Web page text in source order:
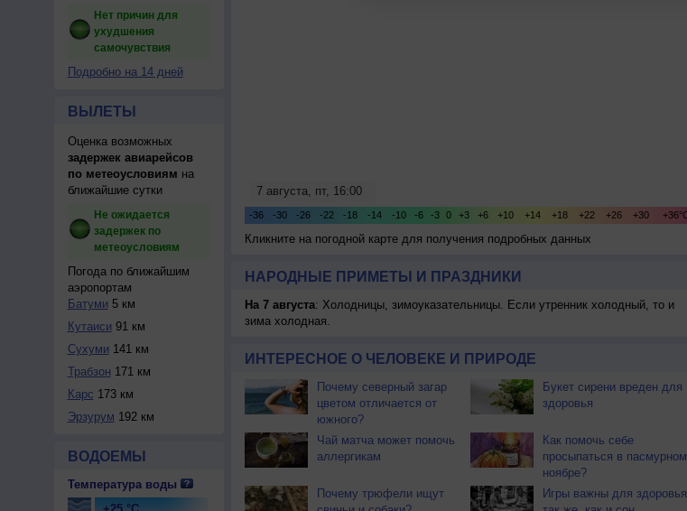
Нет причин для
ухудшения
самочувствия
Подробно на 14 дней
ВЫЛЕТЫ
Оценка возможных
задержек авиарейсов
по метеоусловиям на
ближайшие сутки
Не ожидается
задержек по
метеоусловиям
Погода по ближайшим
аэропортам
Батуми 5 км
Кутаиси 91 км
Сухуми 141 км
Трабзон 171 км
Карс 173 км
Эрзурум 192 км
ВОДОЕМЫ
Температура воды
Кликните на погодной карте для получения подробных данных
НАРОДНЫЕ ПРИМЕТЫ И ПРАЗДНИКИ
На 7 августа: Холодницы, зимоуказательницы. Если утренник холодный, то и
зима холодная.
ИНТЕРЕСНОЕ О ЧЕЛОВЕКЕ И ПРИРОДЕ
Почему северный загар
цветом отличается от
южного?
Букет сирени вреден для
здоровья
Чай матча может помочь
аллергикам
Как помочь себе
просыпаться в пасмурном
ноябре?
Почему трюфели ищут
Игры важны для здоровья